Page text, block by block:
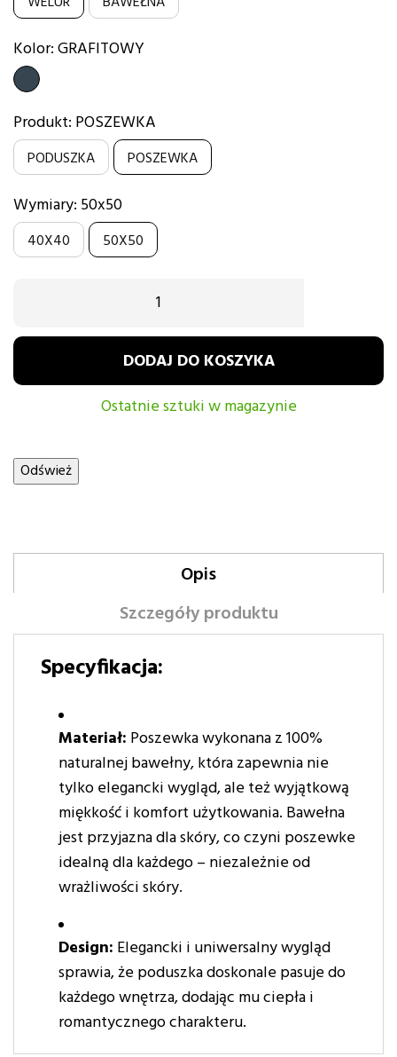
Kolor: GRAFITOWY
GRAFITOWY
Produkt: POSZEWKA
PODUSZKA POSZEWKA
Wymiary: 50x50
40X40 50X50
DODAJ DO KOSZYKA
Ostatnie sztuki w magazynie
Opis
Szczegóły produktu
Specyfikacja:
Materiał: Poszewka wykonana z 100%
naturalnej bawełny, która zapewnia nie
tylko elegancki wygląd, ale też wyjątkową
miękkość i komfort użytkowania. Bawełna
jest przyjazna dla skóry, co czyni poszewke
idealną dla każdego – niezależnie od
wrażliwości skóry.
Design: Elegancki i uniwersalny wygląd
sprawia, że poduszka doskonale pasuje do
każdego wnętrza, dodając mu ciepła i
romantycznego charakteru.